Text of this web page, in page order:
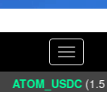
Toggle
ATOM_USDC(1.5